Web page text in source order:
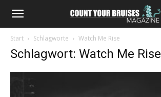
Start Schlagworte Watch Me Rise
Schlagwort: Watch Me Rise